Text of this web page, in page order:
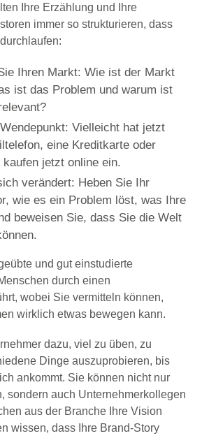
Ihre Erzählung und Ihre
immer so strukturieren, dass
Ihren Markt: Wie ist der Markt
ist das Problem und warum ist
Vielleicht hat jetzt
eine Kreditkarte oder
kaufen jetzt online ein.
verändert: Heben Sie Ihr
wie es ein Problem löst, was Ihre
beweisen Sie, dass Sie die Welt
und gut einstudierte
durch einen
wobei Sie vermitteln können,
wirklich etwas bewegen kann.
dazu, viel zu üben, zu
Dinge auszuprobieren, bis
ankommt. Sie können nicht nur
sondern auch Unternehmerkollegen
aus der Branche Ihre Vision
wissen, dass Ihre Brand-Story